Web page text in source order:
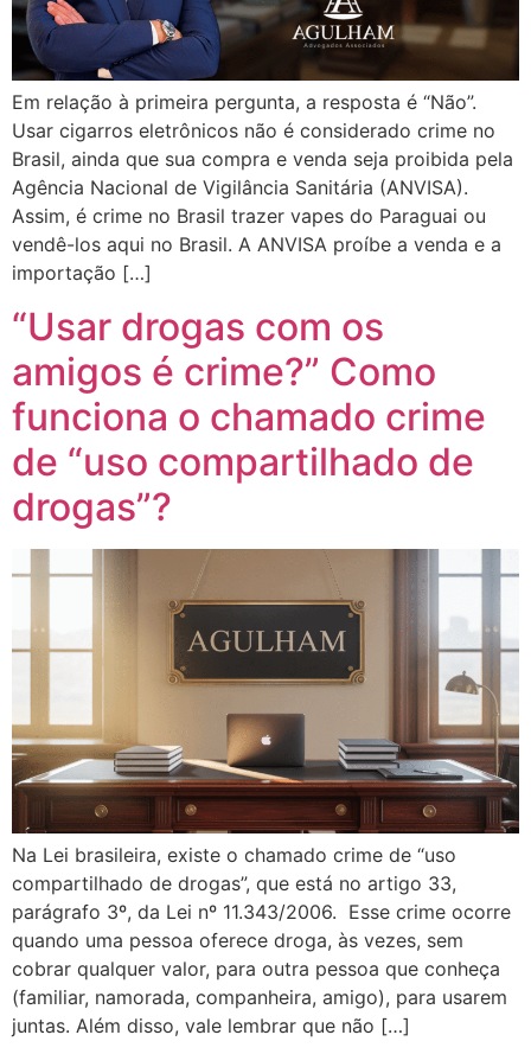
Em relação à primeira pergunta, a resposta é “Não”.
Usar cigarros eletrônicos não é considerado crime no
Brasil, ainda que sua compra e venda seja proibida pela
Agência Nacional de Vigilância Sanitária (ANVISA).
Assim, é crime no Brasil trazer vapes do Paraguai ou
vendê-los aqui no Brasil. A ANVISA proíbe a venda e a
importação […]
“Usar drogas com os
amigos é crime?” Como
funciona o chamado crime
de “uso compartilhado de
drogas”?
Na Lei brasileira, existe o chamado crime de “uso
compartilhado de drogas”, que está no artigo 33,
parágrafo 3º, da Lei nº 11.343/2006. Esse crime ocorre
quando uma pessoa oferece droga, às vezes, sem
cobrar qualquer valor, para outra pessoa que conheça
(familiar, namorada, companheira, amigo), para usarem
juntas. Além disso, vale lembrar que não […]